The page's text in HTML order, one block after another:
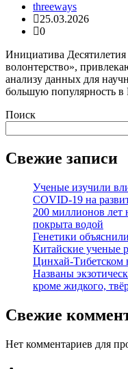
threeways
25.03.2026
0
Инициатива
волонтерство»,
анализу данных для
большую популярность
Поиск
Свежие записи
Ученые изучили
COVID-19 на
200 миллионов лет
покрыта водой
Генетики
Китайские ученые
Цинхай-Тибетском
Названы
кроме жидкого,
Свежие
Нет комментариев для